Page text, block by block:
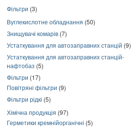
Фільтри (3)
Вуглекислотне обладнання (50)
Знищувачі комарів (7)
Устаткування для автозаправних станцій (9)
Устаткування для автозаправних станцій-
нафтобаз (5)
Фільтри (17)
Повітряні фільтри (9)
Фільтри рідкі (5)
Хімічна продукція (97)
Герметики кремнійорганічні (5)